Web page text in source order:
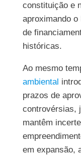
constituição e
aproximando
de
históricas.
Ao mesmo
ambiental
prazos de
controvérsias,
mantêm
em expansão,